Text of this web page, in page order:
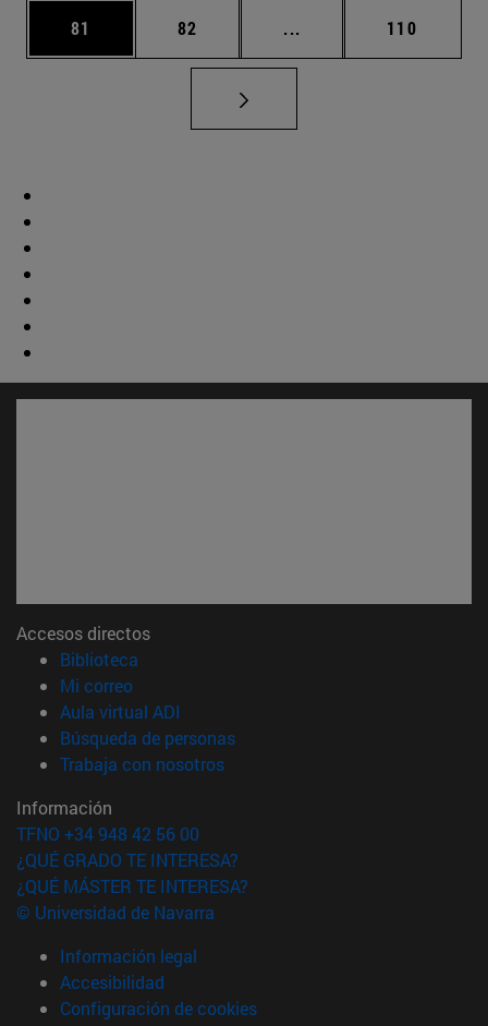
Página
81 Página
82 ... Páginas intermedias
Página
110
Accesos directos
Biblioteca
Mi correo(abre en nueva ventana)
Aula virtual ADI
Búsqueda de personas(abre en nueva ventana)
Trabaja con nosotros(abre en nueva ventana)
Información
TFNO +34 948 42 56 00
¿QUÉ GRADO TE INTERESA?
¿QUÉ MÁSTER TE INTERESA?
© Universidad de Navarra
Información legal
Accesibilidad
Configuración de cookies